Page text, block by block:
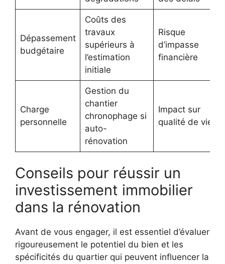
Dépassement
budgétaire
Coûts des
travaux
supérieurs à
l’estimation
initiale
Risque
d’impasse
financière
Charge
personnelle
Gestion du
chantier
chronophage si
auto-
rénovation
Impact sur
qualité de vie
Conseils pour réussir un
investissement immobilier
dans la rénovation
Avant de vous engager, il est essentiel d’évaluer
rigoureusement le potentiel du bien et les
spécificités du quartier qui peuvent influencer la